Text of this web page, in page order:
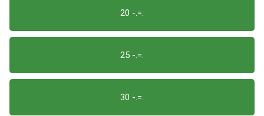
20 -.=.
25 -.=.
30 -.=.